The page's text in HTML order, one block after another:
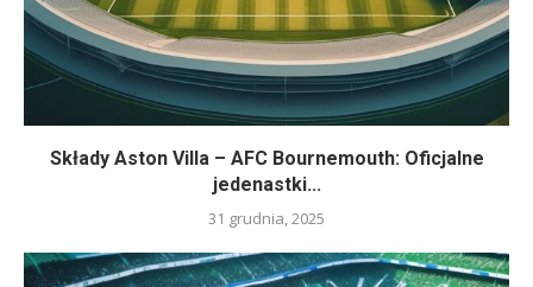
Składy Aston Villa – AFC Bournemouth: Oficjalne
jedenastki...
31 grudnia, 2025